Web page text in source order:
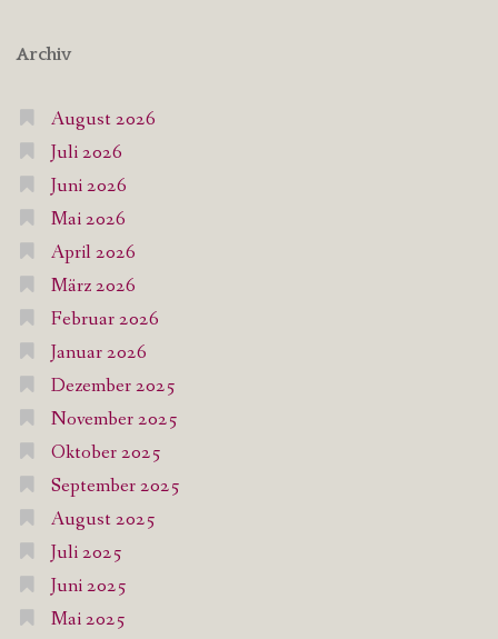
Archiv
August 2026
Juli 2026
Juni 2026
Mai 2026
April 2026
März 2026
Februar 2026
Januar 2026
Dezember 2025
November 2025
Oktober 2025
September 2025
August 2025
Juli 2025
Juni 2025
Mai 2025